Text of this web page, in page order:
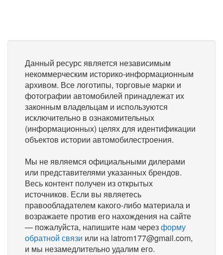
Данный ресурс является независимым
некоммерческим историко-информационным
архивом. Все логотипы, торговые марки и
фотографии автомобилей принадлежат их
законным владельцам и используются
исключительно в ознакомительных
(информационных) целях для идентификации
объектов истории автомобилестроения.
Мы не являемся официальными дилерами
или представителями указанных брендов.
Весь контент получен из открытых
источников. Если вы являетесь
правообладателем какого-либо материала и
возражаете против его нахождения на сайте
— пожалуйста, напишите нам черезформу
обратной связи или на latrom177@gmail.com,
и мы незамедлительно удалим его.